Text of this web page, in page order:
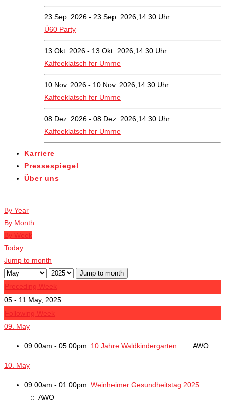
23 Sep. 2026 - 23 Sep. 2026,14:30 Uhr
Ü60 Party
13 Okt. 2026 - 13 Okt. 2026,14:30 Uhr
Kaffeeklatsch fer Umme
10 Nov. 2026 - 10 Nov. 2026,14:30 Uhr
Kaffeeklatsch fer Umme
08 Dez. 2026 - 08 Dez. 2026,14:30 Uhr
Kaffeeklatsch fer Umme
Karriere
Pressespiegel
Über uns
By Year
By Month
By Week
Today
Jump to month
Jump to month
Preceding Week
05 - 11 May, 2025
Following Week
09. May
09:00am - 05:00pm 10 Jahre Waldkindergarten :: AWO
10. May
09:00am - 01:00pm Weinheimer Gesundheitstag 2025
:: AWO